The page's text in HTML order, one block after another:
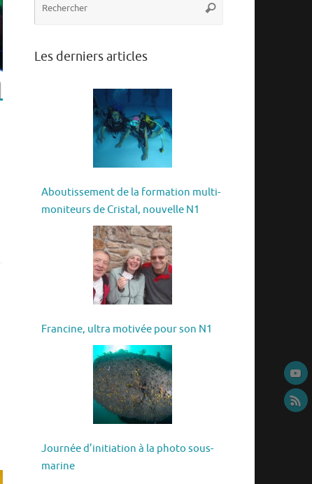
Rechercher
Les derniers articles
Aboutissement de la formation multi-
moniteurs de Cristal, nouvelle N1
Francine, ultra motivée pour son N1
Journée d’initiation à la photo sous-
marine